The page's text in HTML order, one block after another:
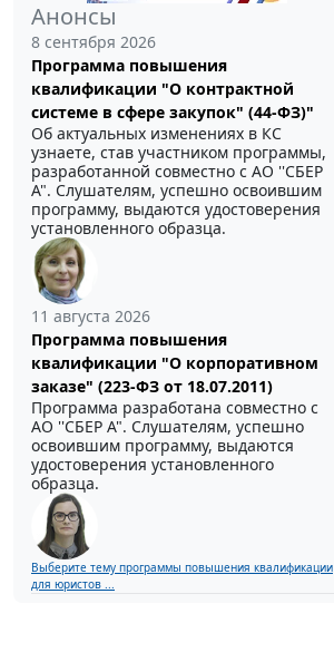
Анонсы
8 сентября 2026
Программа повышения
квалификации "О контрактной
системе в сфере закупок" (44-ФЗ)"
Об актуальных изменениях в КС
узнаете, став участником программы,
разработанной совместно с АО ''СБЕР
А". Слушателям, успешно освоившим
программу, выдаются удостоверения
установленного образца.
11 августа 2026
Программа повышения
квалификации "О корпоративном
заказе" (223-ФЗ от 18.07.2011)
Программа разработана совместно с
АО ''СБЕР А". Слушателям, успешно
освоившим программу, выдаются
удостоверения установленного
образца.
Выберите тему программы повышения квалификации
для юристов ...